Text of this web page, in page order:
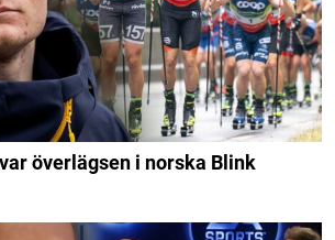
överlägsen i norska Blink